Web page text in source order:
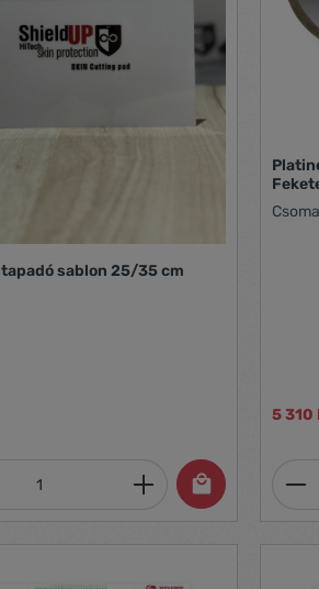
sablon 25/35 cm
Adja meg a
5 310